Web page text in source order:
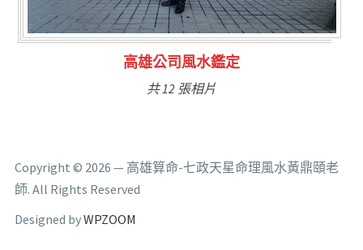
林氏福主量子生基造命
共 6 張相片
Copyright © 2026 — 高雄算命-七政天星命理風水黃鼎頤老
師. All Rights Reserved
Designed byWPZOOM